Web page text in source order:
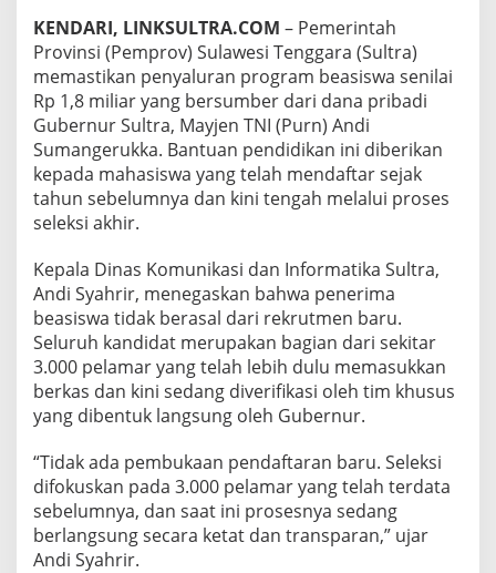
t
3
.
0
0
0
P
e
l
a
r
G
u
b
e
n
u
S
u
t
r
KENDARI, LINKSULTRA.COM – Pemerintah
Provinsi (Pemprov) Sulawesi Tenggara (Sultra)
memastikan penyaluran program beasiswa senilai
Rp 1,8 miliar yang bersumber dari dana pribadi
Gubernur Sultra, Mayjen TNI (Purn) Andi
Sumangerukka. Bantuan pendidikan ini diberikan
kepada mahasiswa yang telah mendaftar sejak
tahun sebelumnya dan kini tengah melalui proses
seleksi akhir.
Kepala Dinas Komunikasi dan Informatika Sultra,
Andi Syahrir, menegaskan bahwa penerima
beasiswa tidak berasal dari rekrutmen baru.
Seluruh kandidat merupakan bagian dari sekitar
3.000 pelamar yang telah lebih dulu memasukkan
berkas dan kini sedang diverifikasi oleh tim khusus
yang dibentuk langsung oleh Gubernur.
“Tidak ada pembukaan pendaftaran baru. Seleksi
difokuskan pada 3.000 pelamar yang telah terdata
sebelumnya, dan saat ini prosesnya sedang
berlangsung secara ketat dan transparan,” ujar
Andi Syahrir.